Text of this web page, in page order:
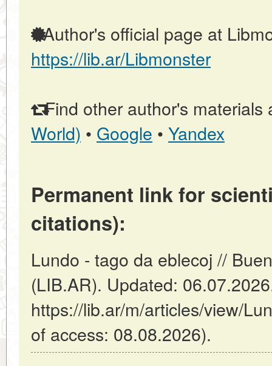
Author's official page at
https://lib.ar/Libmonster
Find other author's materials
World) • Google • Yandex
Permanent link for
citations):
Lundo - tago da eblecoj //
(LIB.AR). Updated:
https://lib.ar/m/articles/view/
of access: 08.08.2026).